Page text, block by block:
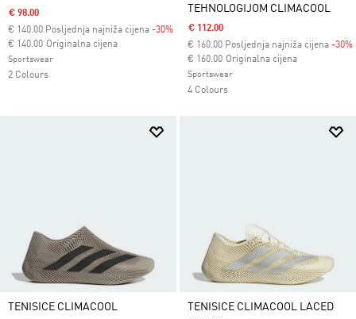
€ 98.00
€ 140.00 Posljednja najniža cijena -30%
Originalna cijena
Cijena umanjena od
€ 140.00za
Sportswear
2 Colours
TEHNOLOGIJOM CLIMACOOL
€ 112.00
€ 160.00 Posljednja najniža cijena -30%
Originalna cijena
Cijena umanjena od
€ 160.00za
Sportswear
4 Colours
TENISICE CLIMACOOL TENISICE CLIMACOOL LACED